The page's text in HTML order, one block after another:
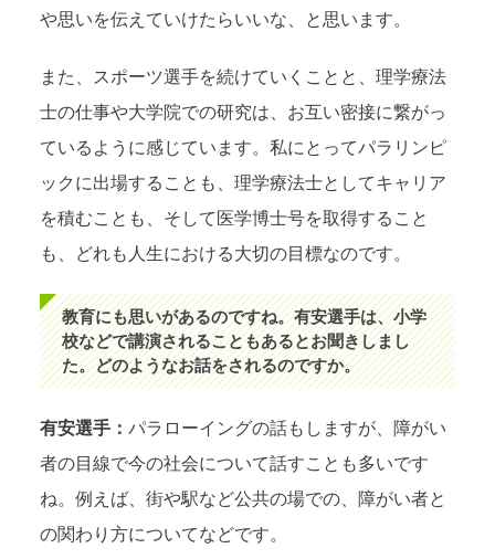
や思いを伝えていけたらいいな、と思います。
また、スポーツ選手を続けていくことと、理学療法
士の仕事や大学院での研究は、お互い密接に繋がっ
ているように感じています。私にとってパラリンピ
ックに出場することも、理学療法士としてキャリア
を積むことも、そして医学博士号を取得すること
も、どれも人生における大切の目標なのです。
教育にも思いがあるのですね。有安選手は、小学
校などで講演されることもあるとお聞きしまし
た。どのようなお話をされるのですか。
有安選手： パラローイングの話もしますが、障がい
者の目線で今の社会について話すことも多いです
ね。例えば、街や駅など公共の場での、障がい者と
の関わり方についてなどです。